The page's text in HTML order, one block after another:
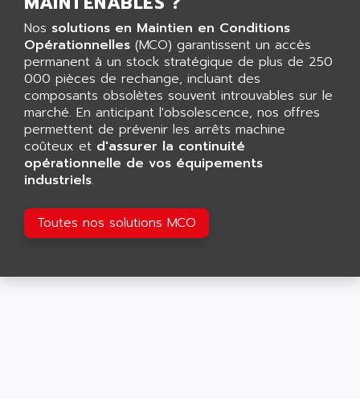
SMART TOUCH
GP 70 SERIE
PROVIT 5000
S4-S4C
SIAX
FESTO ELECTRONIC
PCS095
TOUCHVIEW
REDIPANEL
RJ2
PCS
AFAG
AFDI
AFP PRODEL
AG ASSOCIATES
AGASTAT
AGDE
AGE POWERBLOCK
AGETEM
AGIE
Nos solutions en Maintien en Conditions
Opérationnelles (MCO) garantissent un accès
permanent à un stock stratégique de plus de 250
000 pièces de rechange, incluant des
composants obsolètes souvent introuvables sur le
marché. En anticipant l'obsolescence, nos offres
permettent de prévenir les arrêts machine
coûteux et d'assurer la continuité
opérationnelle de vos équipements
industriels.
Toutes nos solutions MCO